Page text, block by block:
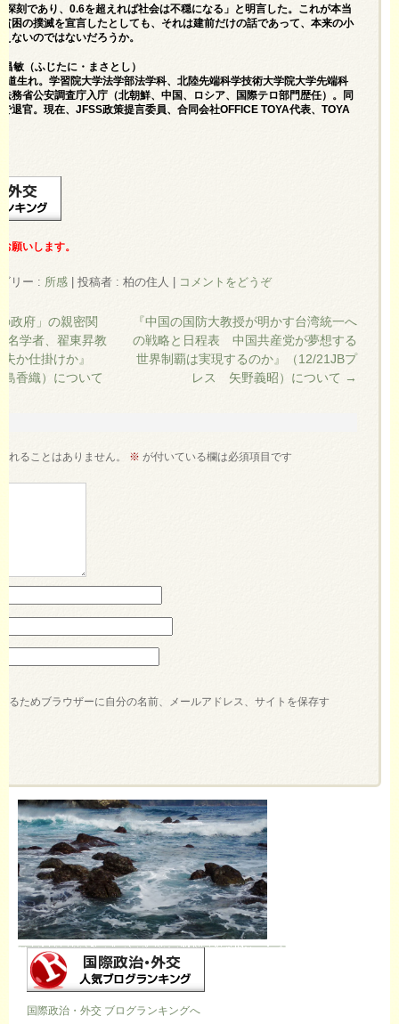
深刻であり、0.6を超えれば社会は不穏になる」と明言した。これが本当
困の撲滅を宣言したとしても、それは建前だけの話であって、本来の小
ないのではないだろうか。
敏（ふじたに・まさとし）
道生れ。学習院大学法学部法学科、北陸先端科学技術大学院大学先端科
務省公安調査庁入庁（北朝鮮、中国、ロシア、国際テロ部門歴任）。同
退官。現在、JFSS政策提言委員、合同会社OFFICE TOYA代表、TOYA
願いします。
リー : 所感 | 投稿者 : 柏の住人 | コメントをどうぞ
政府」の親密関
名学者、翟東昇教
か仕掛けか』
香織）について
『中国の国防大教授が明かす台湾統一へ
の戦略と日程表 中国共産党が夢想する
世界制覇は実現するのか』（12/21JBプ
レス 矢野義昭）について →
れることはありません。 ※ が付いている欄は必須項目です
るためブラウザーに自分の名前、メールアドレス、サイトを保存す
国際政治・外交 ブログランキングへ